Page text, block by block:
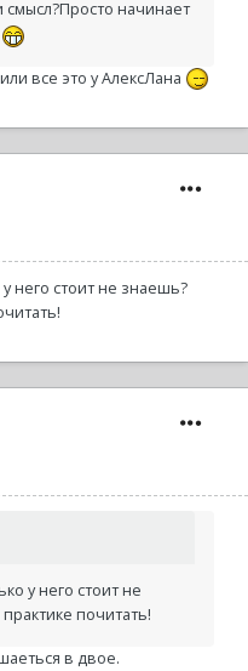
смысл?Просто начинает
все это у АлексЛана
него стоит не знаешь?
у него стоит не
почитать!
в двое.